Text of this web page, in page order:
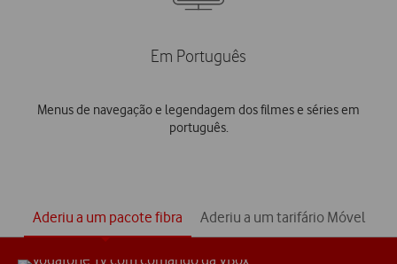
Em Português
Menus de navegação e legendagem dos filmes e séries em
português.
Aderiu a um pacote fibra Aderiu a um tarifário Móvel